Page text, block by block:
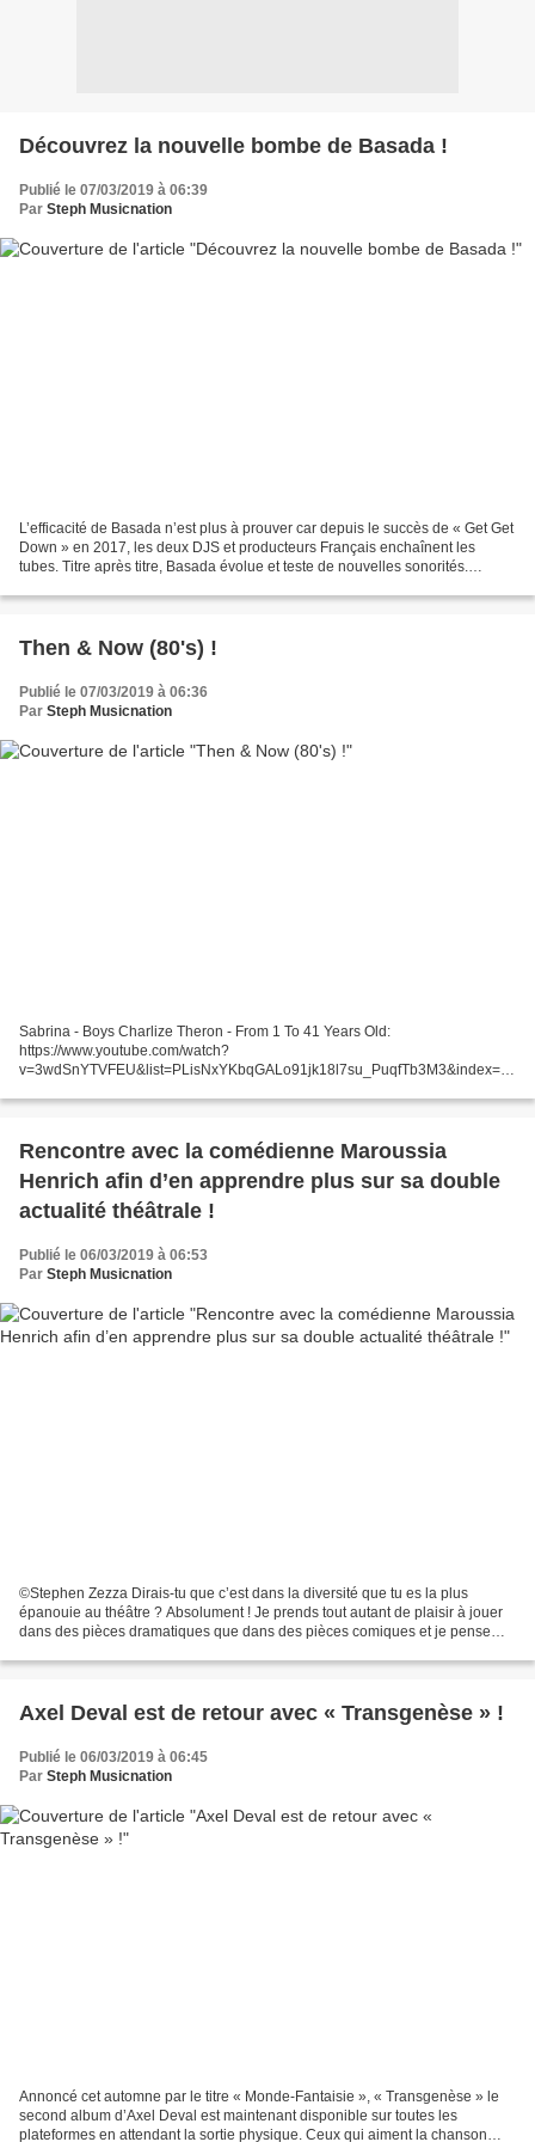
Découvrez la nouvelle bombe de Basada !
Publié le 07/03/2019 à 06:39
Par Steph Musicnation
L’efficacité de Basada n’est plus à prouver car depuis le succès de « Get Get
Down » en 2017, les deux DJS et producteurs Français enchaînent les
tubes. Titre après titre, Basada évolue et teste de nouvelles sonorités.
Then & Now (80's) !
Publié le 07/03/2019 à 06:36
Par Steph Musicnation
Sabrina - Boys Charlize Theron - From 1 To 41 Years Old:
https://www.youtube.com/watch?
v=3wdSnYTVFEU&list=PLisNxYKbqGALo91jk18l7su_PuqfTb3M3&index=11
Sabrina Salerno performing...
Rencontre avec la comédienne Maroussia
Henrich afin d’en apprendre plus sur sa double
actualité théâtrale !
Publié le 06/03/2019 à 06:53
Par Steph Musicnation
©Stephen Zezza Dirais-tu que c’est dans la diversité que tu es la plus
épanouie au théâtre ? Absolument ! Je prends tout autant de plaisir à jouer
dans des pièces dramatiques que dans des pièces comiques et je pense
Axel Deval est de retour avec « Transgenèse » !
Publié le 06/03/2019 à 06:45
Par Steph Musicnation
Annoncé cet automne par le titre « Monde-Fantaisie », « Transgenèse » le
second album d’Axel Deval est maintenant disponible sur toutes les
plateformes en attendant la sortie physique. Ceux qui aiment la chanson